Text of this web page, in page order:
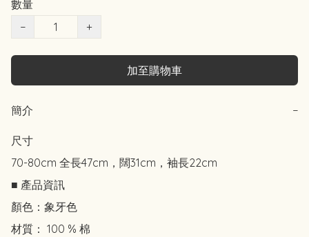
數量
−
+
加至購物車
簡介 −
尺寸
70-80cm 全長47cm，闊31cm，袖長22cm
■ 產品資訊
顏色：象牙色
材質： 100 % 棉